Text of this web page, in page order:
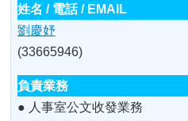
劉慶妤
(33665946)
● 人事室公文收發業務